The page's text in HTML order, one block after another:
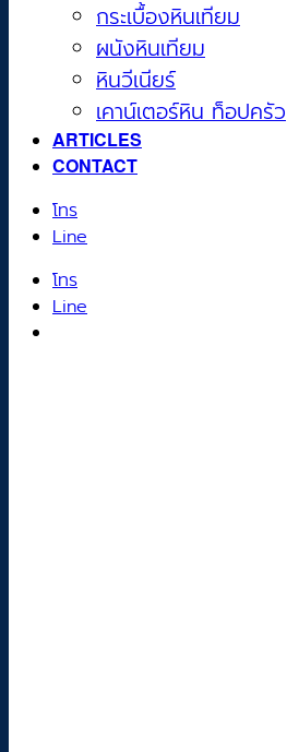
กระเบื้องหินเทียม
ผนังหินเทียม
หินวีเนียร์
เคาน์เตอร์หิน ท็อปครัว
ARTICLES
CONTACT
โทร
Line
โทร
Line